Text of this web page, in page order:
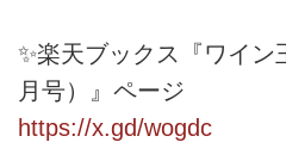
✨楽天ブックス『ワイ
月号）』ページ
https://x.gd/wogdc